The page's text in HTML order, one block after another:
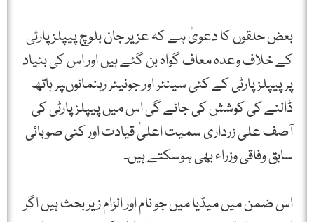
بعض حلقوں کا دعویٰ ہے کہ عزیر جان بلوچ پیپلزپارٹی
کے خلاف وعدہ معاف گواہ بن گئے ہیں اور اس کی بنیاد
پر پیپلزپارٹی کے کئی سینئر اور جونیئر رہنمائوںپر ہاتھ
ڈالنے کی کوشش کی جائے گی اس میں پیپلزپارٹی کی
آصف علی زرداری سمیت اعلیٰ قیادت اور کئی صوبائی
سابق وفاقی وزراء بھی ہوسکتے ہیں۔
اس ضمن میں میڈیا میں جو نام اور الزام زیر بحث ہیں اگر